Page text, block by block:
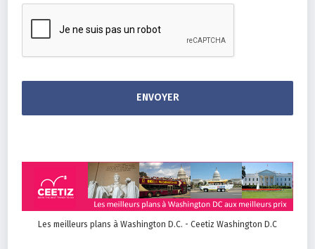
Les meilleurs plans à Washington D.C. - Ceetiz Washington D.C